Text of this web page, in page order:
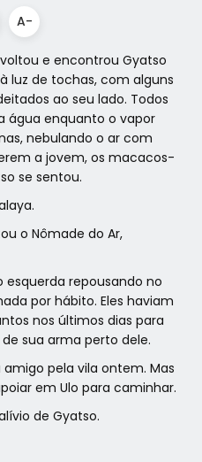
A-
e encontrou Gyatso
luz de tochas, com alguns
ao seu lado. Todos
água enquanto o vapor
nebulando o ar com
a jovem, os macacos-
se sentou.
o Nômade do Ar,
repousando no
por hábito. Eles haviam
nos últimos dias para
sua arma perto dele.
pela vila ontem. Mas
em Ulo para caminhar.
de Gyatso.